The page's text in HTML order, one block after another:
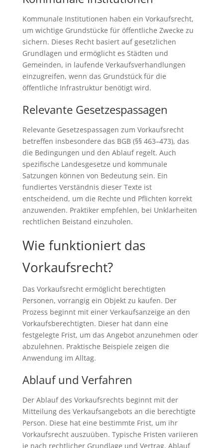
Kommunale Institutionen haben ein Vorkaufsrecht,
um wichtige Grundstücke für öffentliche Zwecke zu
sichern. Dieses Recht basiert auf gesetzlichen
Grundlagen und ermöglicht es Städten und
Gemeinden, in laufende Verkaufsverhandlungen
einzugreifen, wenn das Grundstück für die
öffentliche Infrastruktur benötigt wird.
Relevante Gesetzespassagen
Relevante Gesetzespassagen zum Vorkaufsrecht
betreffen insbesondere das BGB (§§ 463–473), das
die Bedingungen und den Ablauf regelt. Auch
spezifische Landesgesetze und kommunale
Satzungen können von Bedeutung sein. Ein
fundiertes Verständnis dieser Texte ist
entscheidend, um die Rechte und Pflichten korrekt
anzuwenden. Praktiker empfehlen, bei Unklarheiten
rechtlichen Beistand einzuholen.
Wie funktioniert das
Vorkaufsrecht?
Das Vorkaufsrecht ermöglicht berechtigten
Personen, vorrangig ein Objekt zu kaufen. Der
Prozess beginnt mit einer Verkaufsanzeige an den
Vorkaufsberechtigten. Dieser hat dann eine
festgelegte Frist, um das Angebot anzunehmen oder
abzulehnen. Praktische Beispiele zeigen die
Anwendung im Alltag.
Ablauf und Verfahren
Der Ablauf des Vorkaufsrechts beginnt mit der
Mitteilung des Verkaufsangebots an die berechtigte
Person. Diese hat eine bestimmte Frist, um ihr
Vorkaufsrecht auszuüben. Typische Fristen variieren
je nach rechtlicher Grundlage und Vertrag. Ablauf